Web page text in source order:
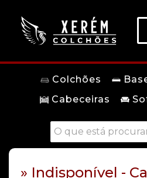
Colchões
Cabeceiras
» Indisponível -